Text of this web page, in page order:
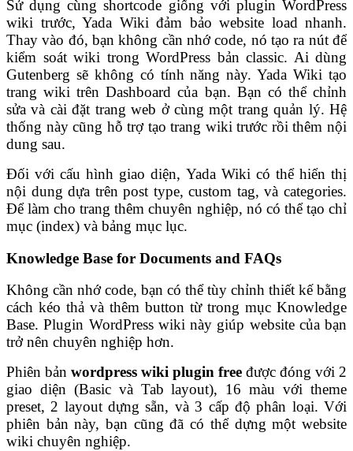
Sử dụng cùng shortcode giống với plugin WordPress
wiki trước, Yada Wiki đảm bảo website load nhanh.
Thay vào đó, bạn không cần nhớ code, nó tạo ra nút để
kiểm soát wiki trong WordPress bản classic. Ai dùng
Gutenberg sẽ không có tính năng này. Yada Wiki tạo
trang wiki trên Dashboard của bạn. Bạn có thể chỉnh
sửa và cài đặt trang web ở cùng một trang quản lý. Hệ
thống này cũng hỗ trợ tạo trang wiki trước rồi thêm nội
dung sau.
Đối với cấu hình giao diện, Yada Wiki có thể hiển thị
nội dung dựa trên post type, custom tag, và categories.
Để làm cho trang thêm chuyên nghiệp, nó có thể tạo chỉ
mục (index) và bảng mục lục.
Knowledge Base for Documents and FAQs
Không cần nhớ code, bạn có thể tùy chỉnh thiết kế bằng
cách kéo thả và thêm button từ trong mục Knowledge
Base. Plugin WordPress wiki này giúp website của bạn
trở nên chuyên nghiệp hơn.
Phiên bản wordpress wiki plugin free được đóng với 2
giao diện (Basic và Tab layout), 16 màu với theme
preset, 2 layout dựng sẵn, và 3 cấp độ phân loại. Với
phiên bản này, bạn cũng đã có thể dựng một website
wiki chuyên nghiệp.